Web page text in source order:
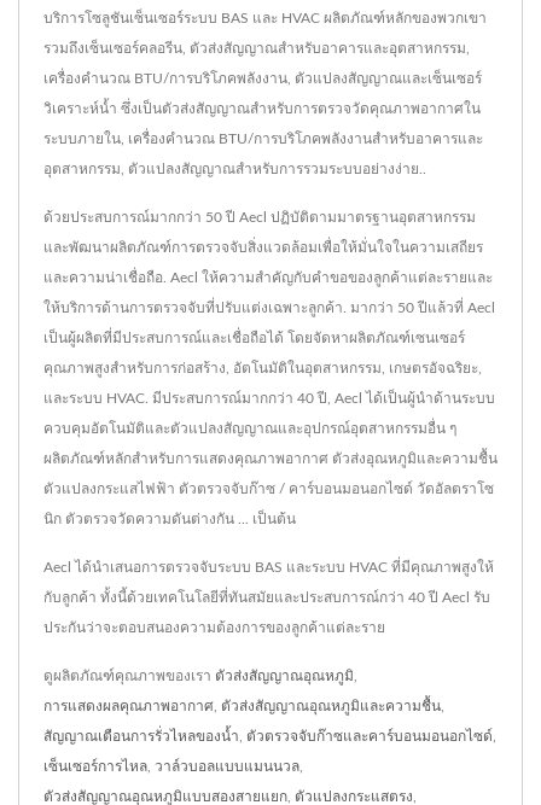
บริการโซลูชันเซ็นเซอร์ระบบ BAS และ HVAC ผลิตภัณฑ์หลักของพวกเขา
รวมถึงเซ็นเซอร์คลอรีน, ตัวส่งสัญญาณสำหรับอาคารและอุตสาหกรรม,
เครื่องคำนวณ BTU/การบริโภคพลังงาน, ตัวแปลงสัญญาณและเซ็นเซอร์
วิเคราะห์น้ำ ซึ่งเป็นตัวส่งสัญญาณสำหรับการตรวจวัดคุณภาพอากาศใน
ระบบภายใน, เครื่องคำนวณ BTU/การบริโภคพลังงานสำหรับอาคารและ
อุตสาหกรรม, ตัวแปลงสัญญาณสำหรับการรวมระบบอย่างง่าย..
ด้วยประสบการณ์มากกว่า 50 ปี Aecl ปฏิบัติตามมาตรฐานอุตสาหกรรม
และพัฒนาผลิตภัณฑ์การตรวจจับสิ่งแวดล้อมเพื่อให้มั่นใจในความเสถียร
และความน่าเชื่อถือ. Aecl ให้ความสำคัญกับคำขอของลูกค้าแต่ละรายและ
ให้บริการด้านการตรวจจับที่ปรับแต่งเฉพาะลูกค้า. มากว่า 50 ปีแล้วที่ Aecl
เป็นผู้ผลิตที่มีประสบการณ์และเชื่อถือได้ โดยจัดหาผลิตภัณฑ์เซนเซอร์
คุณภาพสูงสำหรับการก่อสร้าง, อัตโนมัติในอุตสาหกรรม, เกษตรอัจฉริยะ,
และระบบ HVAC. มีประสบการณ์มากกว่า 40 ปี, Aecl ได้เป็นผู้นำด้านระบบ
ควบคุมอัตโนมัติและตัวแปลงสัญญาณและอุปกรณ์อุตสาหกรรมอื่น ๆ
ผลิตภัณฑ์หลักสำหรับการแสดงคุณภาพอากาศ ตัวส่งอุณหภูมิและความชื้น
ตัวแปลงกระแสไฟฟ้า ตัวตรวจจับก๊าซ / คาร์บอนมอนอกไซด์ วัดอัลตราโซ
นิก ตัวตรวจวัดความดันต่างกัน ... เป็นต้น
Aecl ได้นำเสนอการตรวจจับระบบ BAS และระบบ HVAC ที่มีคุณภาพสูงให้
กับลูกค้า ทั้งนี้ด้วยเทคโนโลยีที่ทันสมัยและประสบการณ์กว่า 40 ปี Aecl รับ
ประกันว่าจะตอบสนองความต้องการของลูกค้าแต่ละราย
ดูผลิตภัณฑ์คุณภาพของเรา ตัวส่งสัญญาณอุณหภูมิ
การแสดงผลคุณภาพอากาศ ตัวส่งสัญญาณอุณหภูมิและความชื้น
สัญญาณเตือนการรั่วไหลของน้ำ ตัวตรวจจับก๊าซและคาร์บอนมอนอกไซด์
เซ็นเซอร์การไหล วาล์วบอลแบบแมนนวล
ตัวส่งสัญญาณอุณหภูมิแบบสองสายแยก ตัวแปลงกระแสตรง